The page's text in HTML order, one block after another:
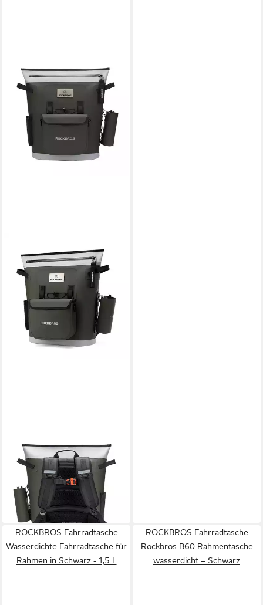
Kühltasche, Kühlung bis 68 h,
wasserdicht, Flaschenhalter
242,90 €
289,90 €
-16%
leider ausverkauft
ROCKBROS Fahrradtasche
Wasserdichte Fahrradtasche für
Rahmen in Schwarz - 1,5 L
ROCKBROS Fahrradtasche
Rockbros B60 Rahmentasche
wasserdicht – Schwarz